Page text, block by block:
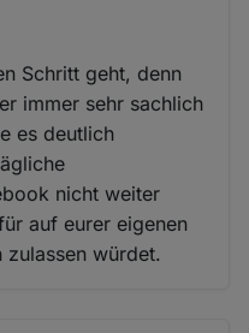
Schritt geht, denn
immer sehr sachlich
es deutlich
nicht weiter
auf eurer eigenen
zulassen würdet.